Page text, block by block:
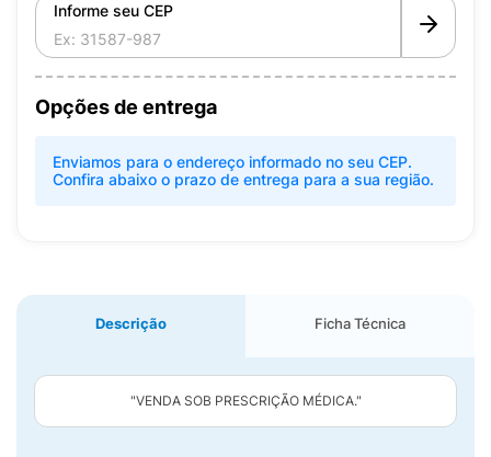
Informe seu CEP
Opções de entrega
Enviamos para o endereço informado no seu CEP.
Confira abaixo o prazo de entrega para a sua região.
Descrição Ficha Técnica
"VENDA SOB PRESCRIÇÃO MÉDICA."